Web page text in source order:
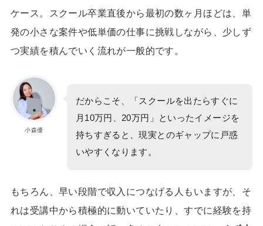
ケース。スクール卒業直後から最初の数ヶ月ほどは、単
発の小さな案件や低単価の仕事に挑戦しながら、少しず
つ実績を積んでいく流れが一般的です。
小森優
だからこそ、「スクールを出たらすぐに
月10万円、20万円」といったイメージを
持ちすぎると、現実とのギャップに戸惑
いやすくなります。
もちろん、早い段階で収入につなげる人もいますが、そ
れは受講中から積極的に動いていたり、すでに経験を持